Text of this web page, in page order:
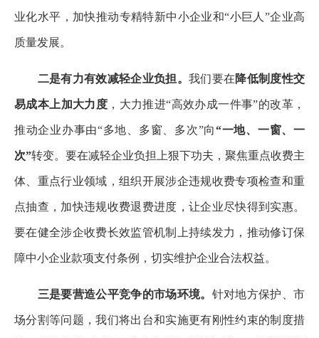
业化水平，加快推动专精特新中小企业和“小巨人”企业高
质量发展。
二是有力有效减轻企业负担。我们要在降低制度性交
易成本上加大力度 ，大力推进“高效办成一件事”的改革，
推动企业办事由“多地、多窗、多次”向“一地、一窗、一
次”转变。要在减轻企业负担上狠下功夫，聚焦重点收费主
体、重点行业领域，组织开展涉企违规收费专项检查和重
点抽查，加快违规收费退费进度，让企业尽快得到实惠。
要在健全涉企收费长效监管机制上持续发力，推动修订保
障中小企业款项支付条例，切实维护企业合法权益。
三是要营造公平竞争的市场环境。 针对地方保护、市
场分割等问题，我们将出台和实施更有刚性约束的制度措